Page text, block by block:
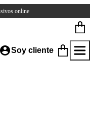
online
Soy cliente